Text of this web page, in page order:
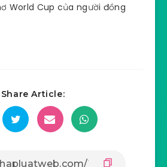
World Cup của người đồng
Share Article: